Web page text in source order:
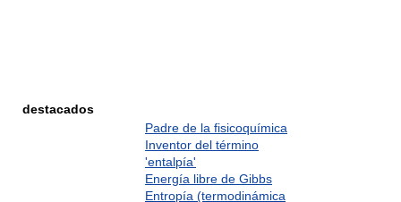
destacados
Padre de la fisicoquímica
Inventor del término
'entalpía'
Energía libre de Gibbs
Entropía (termodinámica